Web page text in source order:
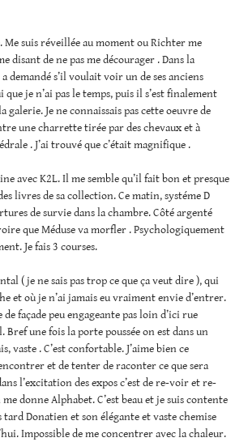
Me suis réveillée au moment ou Richter me
disant de ne pas me décourager . Dans la
demandé s’il voulait voir un de ses anciens
je n’ai pas le temps, puis il s’est finalement
Je ne connaissais pas cette oeuvre de
une charrette tirée par des chevaux et à
. J’ai trouvé que c’était magnifique .
avec K2L. Il me semble qu’il fait bon et presque
livres de sa collection. Ce matin, systéme D
de survie dans la chambre. Côté argenté
que Méduse va morfler . Psychologiquement
Je fais 3 courses.
( je ne sais pas trop ce que ça veut dire ), qui
et où je n’ai jamais eu vraiment envie d’entrer.
façade peu engageante pas loin d’ici rue
Bref une fois la porte poussée on est dans un
vaste . C’est confortable. J’aime bien ce
et de tenter de raconter ce que sera
l’excitation des expos c’est de re-voir et re-
donne Alphabet. C’est beau et je suis contente
tard Donatien et son élégante et vaste chemise
Impossible de me concentrer avec la chaleur.